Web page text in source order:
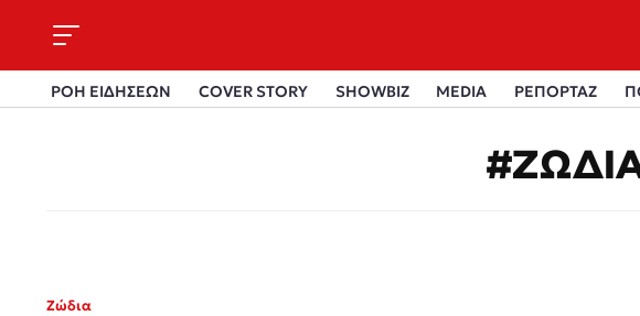
ΡΟΗ ΕΙΔΗΣΕΩΝ COVER STORY SHOWBIZ MEDIA ΡΕΠΟΡΤΑΖ
Ζώδια